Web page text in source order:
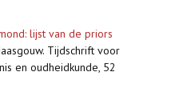
lijst van de priors
Tijdschrift voor
en oudheidkunde, 52